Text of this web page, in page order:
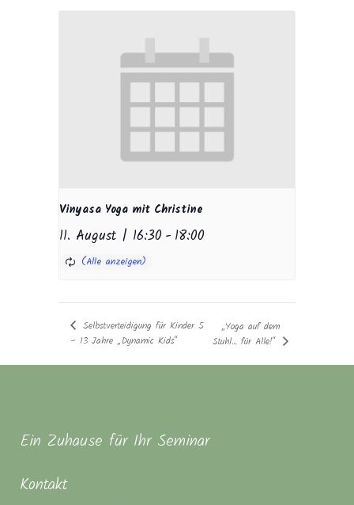
Vinyasa Yoga mit Christine
11. August | 16:30 -18:00
Selbstverteidigung für Kinder 5
– 13 Jahre „Dynamic Kids“
„Yoga auf dem
Stuhl… für Alle!“
Ein Zuhause für Ihr Seminar
Kontakt